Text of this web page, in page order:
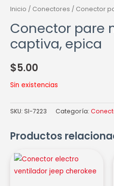
Inicio / Conectores / Conector
Conector pare
captiva, epica
$5.00
Sin existencias
SKU: SI-7223 Categoría:
Productos
Conector
electro